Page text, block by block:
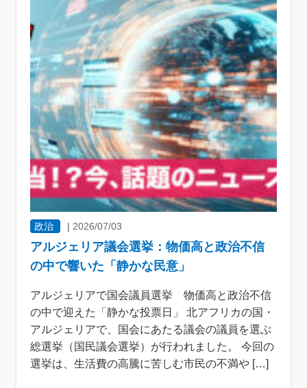
政治 |2026/07/03
アルジェリア議会選挙：物価高と政治不信
の中で響いた「静かな民意」
アルジェリアで国会議員選挙 物価高と政治不信
の中で迎えた「静かな投票日」 北アフリカの国・
アルジェリアで、国会にあたる議会の議員を選ぶ
総選挙（国民議会選挙）が行われました。 今回の
選挙は、生活費の高騰に苦しむ市民の不満や […]